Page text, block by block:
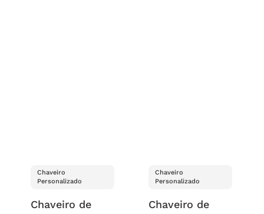
Chaveiro
Personalizado
Chaveiro de
Chaveiro
Personalizado
Chaveiro de